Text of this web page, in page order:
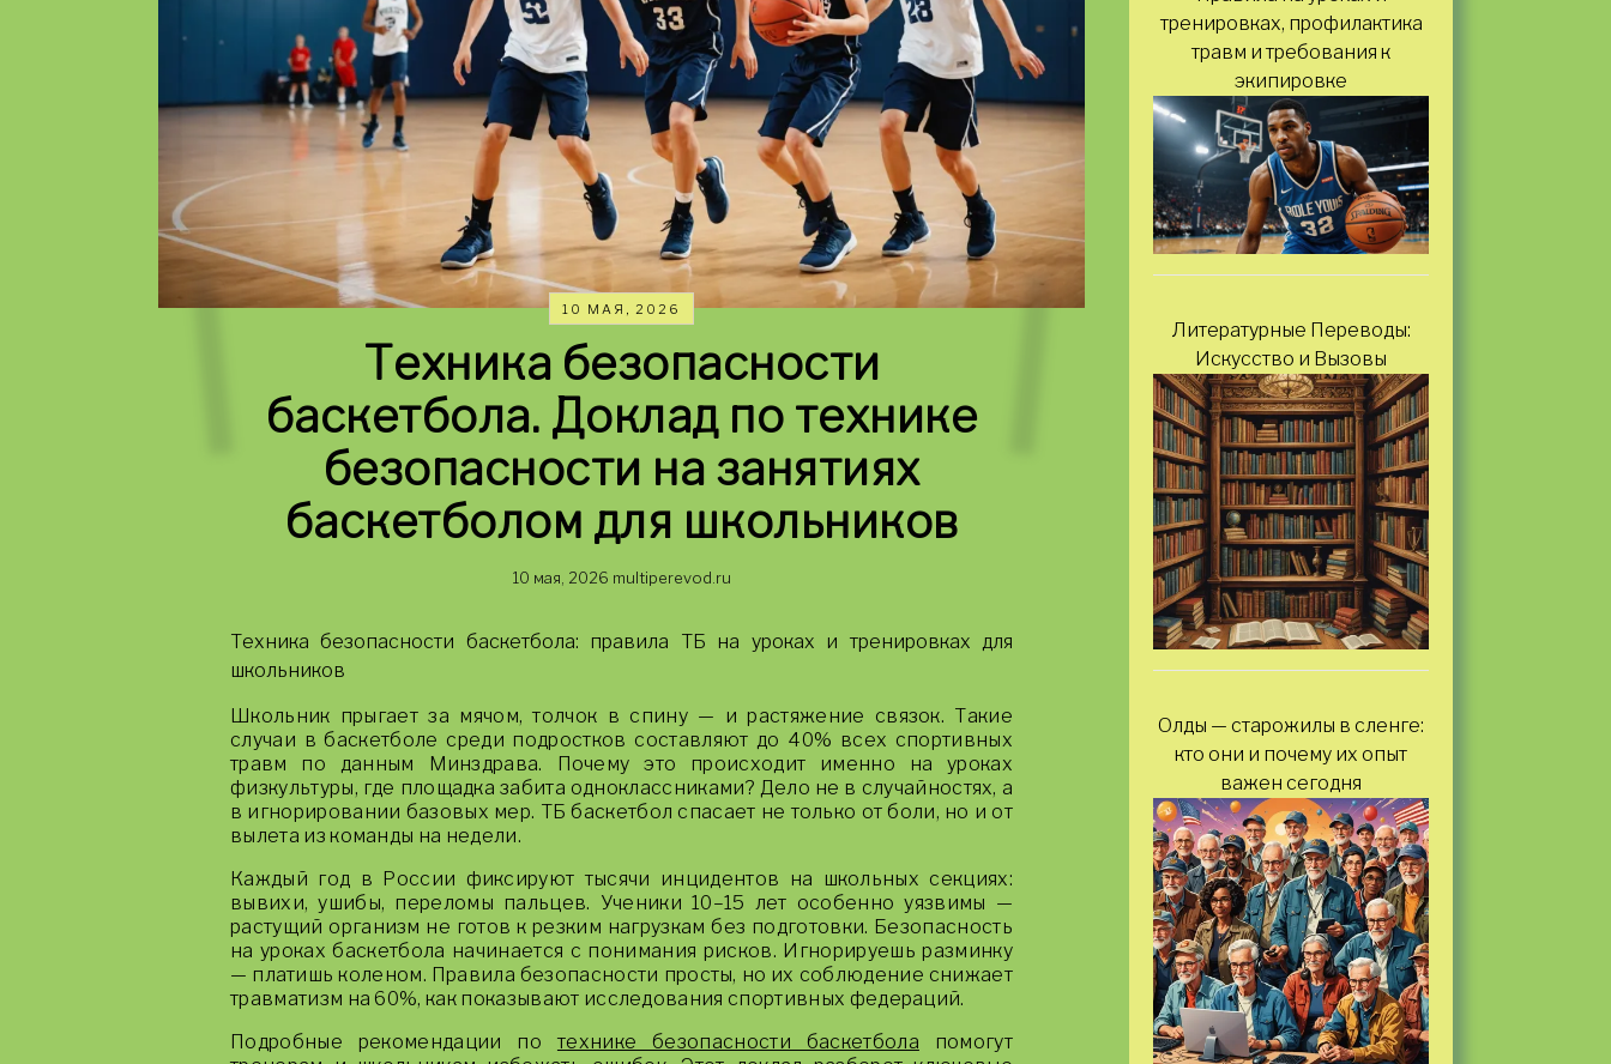
10 МАЯ, 2026
Техника безопасности
баскетбола. Доклад по технике
безопасности на занятиях
баскетболом для школьников
10 мая, 2026 multiperevod.ru
Техника безопасности баскетбола: правила ТБ на уроках и тренировках для
школьников
Школьник прыгает за мячом, толчок в спину — и растяжение связок. Такие
случаи в баскетболе среди подростков составляют до 40% всех спортивных
травм по данным Минздрава. Почему это происходит именно на уроках
физкультуры, где площадка забита одноклассниками? Дело не в случайностях, а
в игнорировании базовых мер. ТБ баскетбол спасает не только от боли, но и от
вылета из команды на недели.
Каждый год в России фиксируют тысячи инцидентов на школьных секциях:
вывихи, ушибы, переломы пальцев. Ученики 10–15 лет особенно уязвимы —
растущий организм не готов к резким нагрузкам без подготовки. Безопасность
на уроках баскетбола начинается с понимания рисков. Игнорируешь разминку
— платишь коленом. Правила безопасности просты, но их соблюдение снижает
травматизм на 60%, как показывают исследования спортивных федераций.
Подробные рекомендации по технике безопасности баскетбола помогут
тренировках, профилактика
травм и требования к
экипировке
Литературные Переводы:
Искусство и Вызовы
Олды — старожилы в сленге:
кто они и почему их опыт
важен сегодня